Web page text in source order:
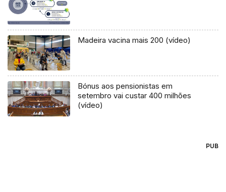
Madeira vacina mais 200 (vídeo)
Bónus aos pensionistas em
setembro vai custar 400 milhões
(vídeo)
PUB